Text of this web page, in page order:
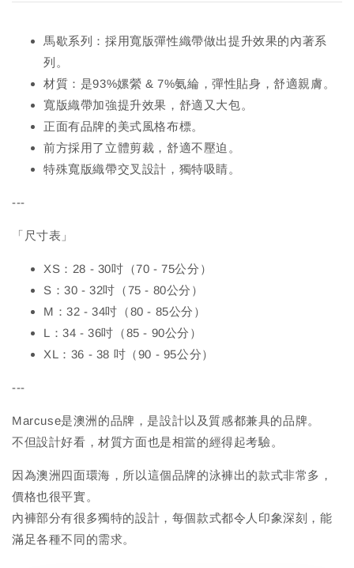
馬歇系列：採用寬版彈性織帶做出提升效果的內著系
列。
材質：是93%嫘縈 & 7%氨綸，彈性貼身，舒適親膚。
寬版織帶加強提升效果，舒適又大包。
正面有品牌的美式風格布標。
前方採用了立體剪裁，舒適不壓迫。
特殊寬版織帶交叉設計，獨特吸睛。
---
「尺寸表」
XS：28 - 30吋（70 - 75公分）
S：30 - 32吋（75 - 80公分）
M：32 - 34吋（80 - 85公分）
L：34 - 36吋（85 - 90公分）
XL：36 - 38 吋（90 - 95公分）
---
Marcuse是澳洲的品牌，是設計以及質感都兼具的品牌。
不但設計好看，材質方面也是相當的經得起考驗。
因為澳洲四面環海，所以這個品牌的泳褲出的款式非常多，
價格也很平實。
內褲部分有很多獨特的設計，每個款式都令人印象深刻，能
滿足各種不同的需求。